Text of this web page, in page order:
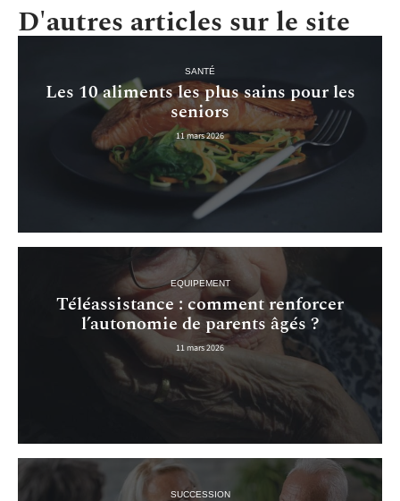
D'autres articles sur le site
SANTÉ
Les 10 aliments les plus sains pour les
seniors
11 mars 2026
EQUIPEMENT
Téléassistance : comment renforcer
l’autonomie de parents âgés ?
11 mars 2026
SUCCESSION